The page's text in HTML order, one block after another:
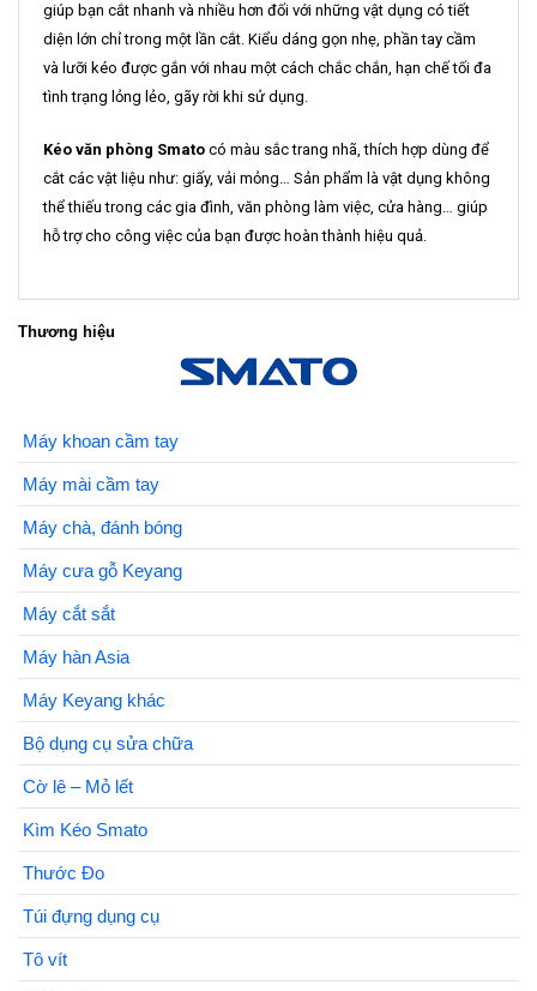
giúp bạn cắt nhanh và nhiều hơn đối với những vật dụng có tiết
diện lớn chỉ trong một lần cắt. Kiểu dáng gọn nhẹ, phần tay cầm
và lưỡi kéo được gắn với nhau một cách chắc chắn, hạn chế tối đa
tình trạng lỏng lẻo, gãy rời khi sử dụng.
Kéo văn phòng Smato có màu sắc trang nhã, thích hợp dùng để
cắt các vật liệu như: giấy, vải mỏng… Sản phẩm là vật dụng không
thể thiếu trong các gia đình, văn phòng làm việc, cửa hàng… giúp
hỗ trợ cho công việc của bạn được hoàn thành hiệu quả.
Thương hiệu
Máy khoan cầm tay
Máy mài cầm tay
Máy chà, đánh bóng
Máy cưa gỗ Keyang
Máy cắt sắt
Máy hàn Asia
Máy Keyang khác
Bộ dụng cụ sửa chữa
Cờ lê – Mỏ lết
Kìm Kéo Smato
Thước Đo
Túi đựng dụng cụ
Tô vít